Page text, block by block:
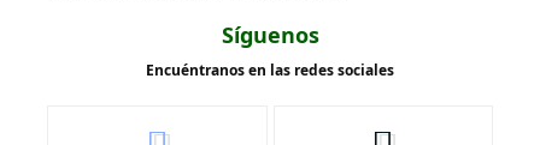
Síguenos
Encuéntranos en las redes sociales